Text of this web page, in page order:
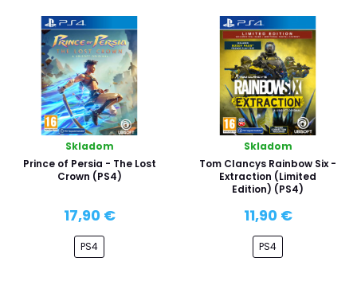
Skladom
Prince of Persia - The Lost
Crown (PS4)
17,90 €
PS4
Skladom
Tom Clancys Rainbow Six -
Extraction (Limited
Edition) (PS4)
11,90 €
PS4